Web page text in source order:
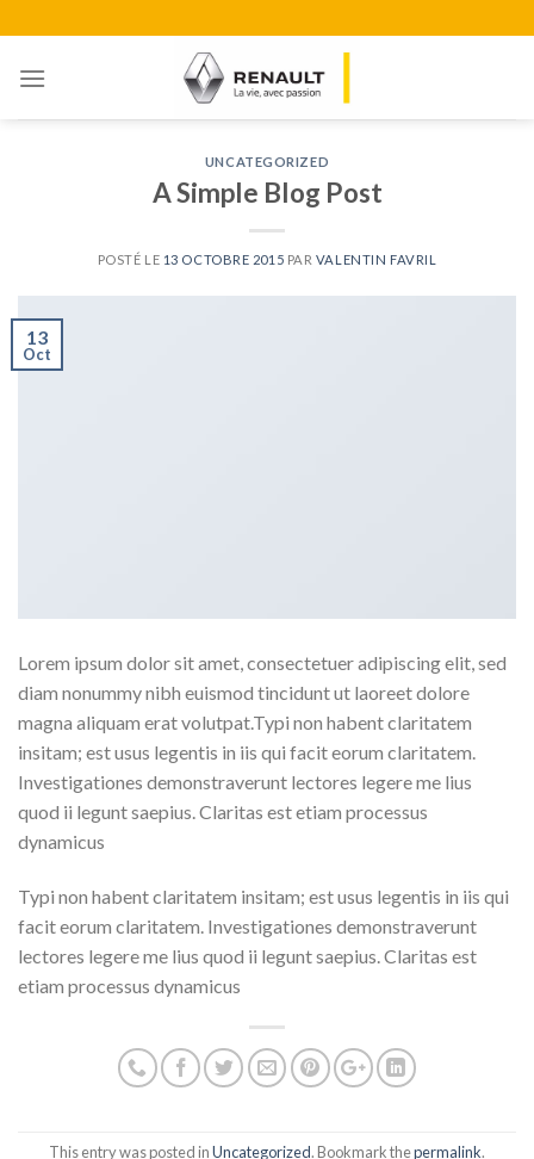
to
content
UNCATEGORIZED
A Simple Blog Post
POSTÉ LE 13 OCTOBRE 2015 PAR VALENTIN FAVRIL
13
Oct
Lorem ipsum dolor sit amet, consectetuer adipiscing elit, sed
diam nonummy nibh euismod tincidunt ut laoreet dolore
magna aliquam erat volutpat.Typi non habent claritatem
insitam; est usus legentis in iis qui facit eorum claritatem.
Investigationes demonstraverunt lectores legere me lius
quod ii legunt saepius. Claritas est etiam processus
dynamicus
Typi non habent claritatem insitam; est usus legentis in iis qui
facit eorum claritatem. Investigationes demonstraverunt
lectores legere me lius quod ii legunt saepius. Claritas est
etiam processus dynamicus
This entry was posted inUncategorized. Bookmark thepermalink.